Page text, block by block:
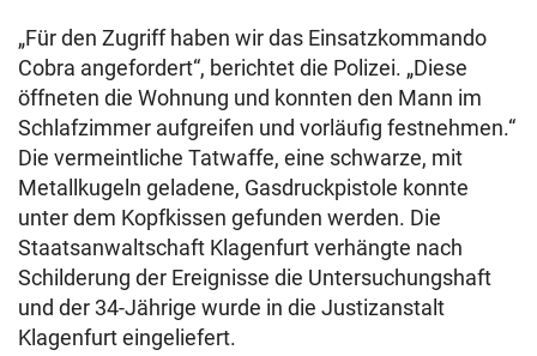
„Für den Zugriff haben wir das Einsatzkommando
Cobra angefordert“, berichtet die Polizei. „Diese
öffneten die Wohnung und konnten den Mann im
Schlafzimmer aufgreifen und vorläufig festnehmen.“
Die vermeintliche Tatwaffe, eine schwarze, mit
Metallkugeln geladene, Gasdruckpistole konnte
unter dem Kopfkissen gefunden werden. Die
Staatsanwaltschaft Klagenfurt verhängte nach
Schilderung der Ereignisse die Untersuchungshaft
und der 34-Jährige wurde in die Justizanstalt
Klagenfurt eingeliefert.